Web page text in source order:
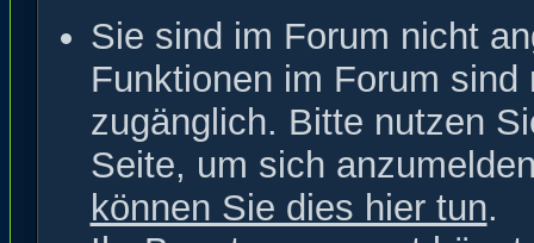
Sie sind im Forum nicht
Funktionen im Forum
zugänglich. Bitte nutzen
Seite, um sich
können Sie dies hier tun.